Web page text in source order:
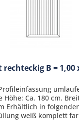
B = 1,00
Ca. 180 cm.
Erhältlich in
weiß komplett